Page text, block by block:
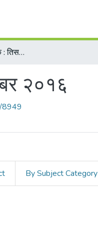
१८९ वर्ष एक्कावन्नावे - अंक : तिसरा : ऑक्टोंबर २०१६
२०१६
8949
By Subject Category